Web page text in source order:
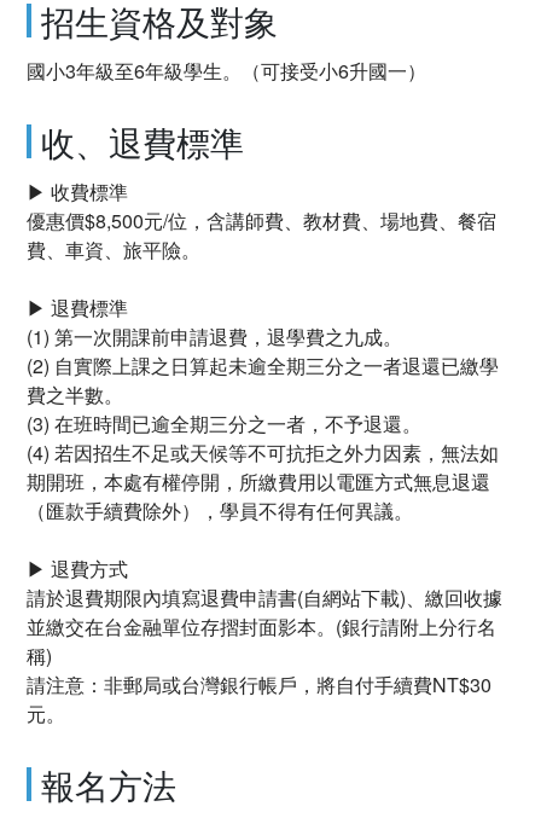
招生資格及對象
國小3年級至6年級學生。（可接受小6升國一）
收、退費標準
▶ 收費標準
優惠價$8,500元/位，含講師費、教材費、場地費、餐宿
費、車資、旅平險。
▶ 退費標準
(1) 第一次開課前申請退費，退學費之九成。
(2) 自實際上課之日算起未逾全期三分之一者退還已繳學
費之半數。
(3) 在班時間已逾全期三分之一者，不予退還。
(4) 若因招生不足或天候等不可抗拒之外力因素，無法如
期開班，本處有權停開，所繳費用以電匯方式無息退還
（匯款手續費除外），學員不得有任何異議。
▶ 退費方式
請於退費期限內填寫退費申請書(自網站下載)、繳回收據
並繳交在台金融單位存摺封面影本。(銀行請附上分行名
稱)
請注意：非郵局或台灣銀行帳戶，將自付手續費NT$30
元。
報名方法